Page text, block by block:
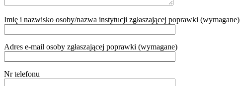
Imię i nazwisko osoby/nazwa instytucji zgłaszającej poprawki (wymagane)
Adres e-mail osoby zgłaszającej poprawki (wymagane)
Nr telefonu